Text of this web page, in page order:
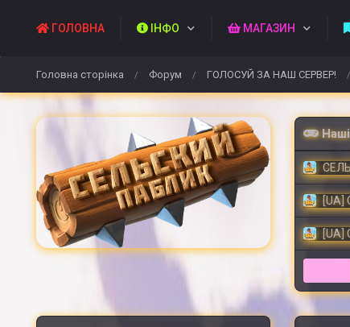
ГОЛОВНА ІНФО МАГАЗИН
Головна сторінка / Форум / ГОЛОСУЙ ЗА НАШ СЕРВЕР! /